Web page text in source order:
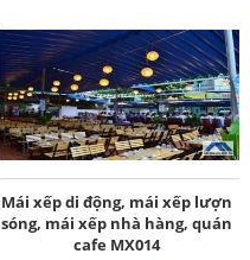
Mái xếp di động, mái xếp lượn
sóng, mái xếp nhà hàng, quán
cafe MX014